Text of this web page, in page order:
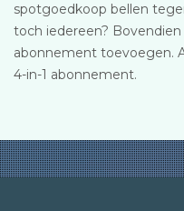
spotgoedkoop bellen
toch iedereen?
abonnement toevoegen.
4-in-1 abonnement.